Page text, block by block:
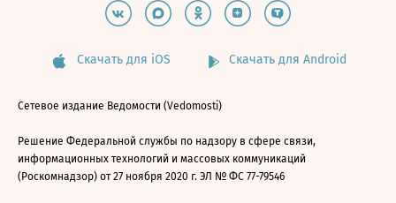
Скачать для iOS Скачать для Android
Сетевое издание Ведомости (Vedomosti)
Решение Федеральной службы по надзору в сфере связи,
информационных технологий и массовых коммуникаций
(Роскомнадзор) от 27 ноября 2020 г. ЭЛ № ФС 77-79546